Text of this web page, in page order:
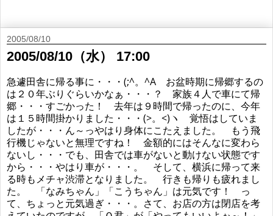
2005/08/10
2005/08/10（水） 17:00
急遽田舎に帰る事に・・・(;^。^A お盆時期に帰郷するの
は２０年ぶりぐらいかなぁ・・・？ 家族４人で車にて帰
郷・・・すごかった！ 去年は９時間で帰ったのに、今年
は１５時間掛かりました・・・(>。<)ヽ 覚悟はしていま
したが・・・ん～っやはり身体にこたえました。 もう飛
行機じゃないと無理ですね！ 金額的にはそんなに変わら
ないし・・・でも、田舎では車がないと動けない状態です
から・・・やはり車が・・・。 そして、横浜に帰って来
る時もメチャ渋滞となりました。 行きも帰りも疲れまし
た。 「なみちゃん」「こうちゃん」は元気です！ っ
て、ちょっと元気過ぎ・・・。さて、お店の方は閉店を考